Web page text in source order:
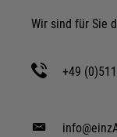
Wir sind für Sie
+49